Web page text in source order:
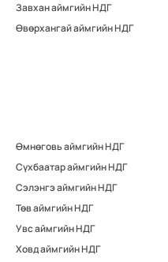
Завхан аймгийн НДГ
Өвөрхангай аймгийн НДГ
Өмнөговь аймгийн НДГ
Сүхбаатар аймгийн НДГ
Сэлэнгэ аймгийн НДГ
Төв аймгийн НДГ
Увс аймгийн НДГ
Ховд аймгийн НДГ